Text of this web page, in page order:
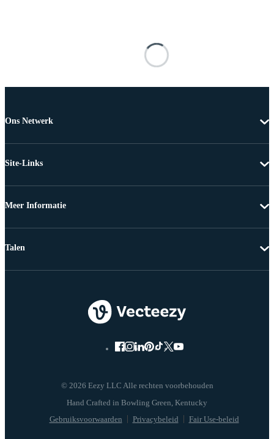
Ons Netwerk
Site-Links
Meer Informatie
© 2026 Eezy LLC Alle rechten voorbehouden
Gebruiksvoorwaarden Privacybeleid Fair Use-beleid
Talen